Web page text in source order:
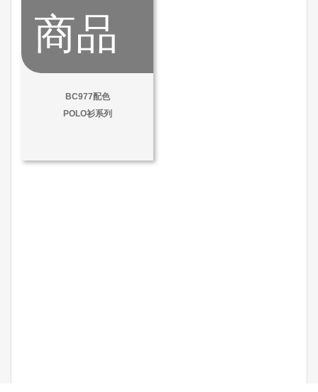
商品
BC977配色
POLO衫系列